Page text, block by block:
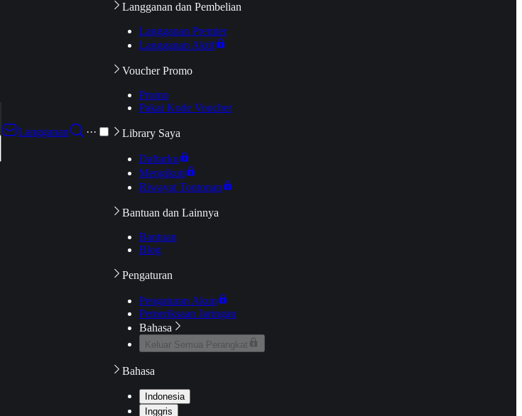
Langganan
···
Langganan dan Pembelian
Langganan Premier
Langganan Aktif
Voucher Promo
Promo
Pakai Kode Voucher
Library Saya
Daftarku
Mengikuti
Riwayat Tontonan
Bantuan dan Lainnya
Bantuan
Blog
Pengaturan
Pengaturan Akun
Pemeriksaan Jaringan
Bahasa
Keluar Semua Perangkat
Bahasa
Indonesia
Inggris